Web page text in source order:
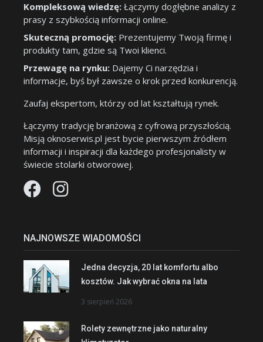
Kompleksową wiedzę: Łączymy dogłębne analizy z
prasy z szybkością informacji online.
Skuteczną promocję: Prezentujemy Twoją firmę i
produkty tam, gdzie są Twoi klienci.
Przewagę na rynku: Dajemy Ci narzędzia i
informacje, byś był zawsze o krok przed konkurencją.
Zaufaj ekspertom, którzy od lat kształtują rynek.
Łączymy tradycję branżową z cyfrową przyszłością.
Misją oknoserwis.pl jest bycie pierwszym źródłem
informacji i inspiracji dla każdego profesjonalisty w
świecie stolarki otworowej.
NAJNOWSZE WIADOMOŚCI
Jedna decyzja, 20 lat komfortu albo
kosztów. Jak wybrać okna na lata
3 sierpień 2026
Rolety zewnętrzne jako naturalny